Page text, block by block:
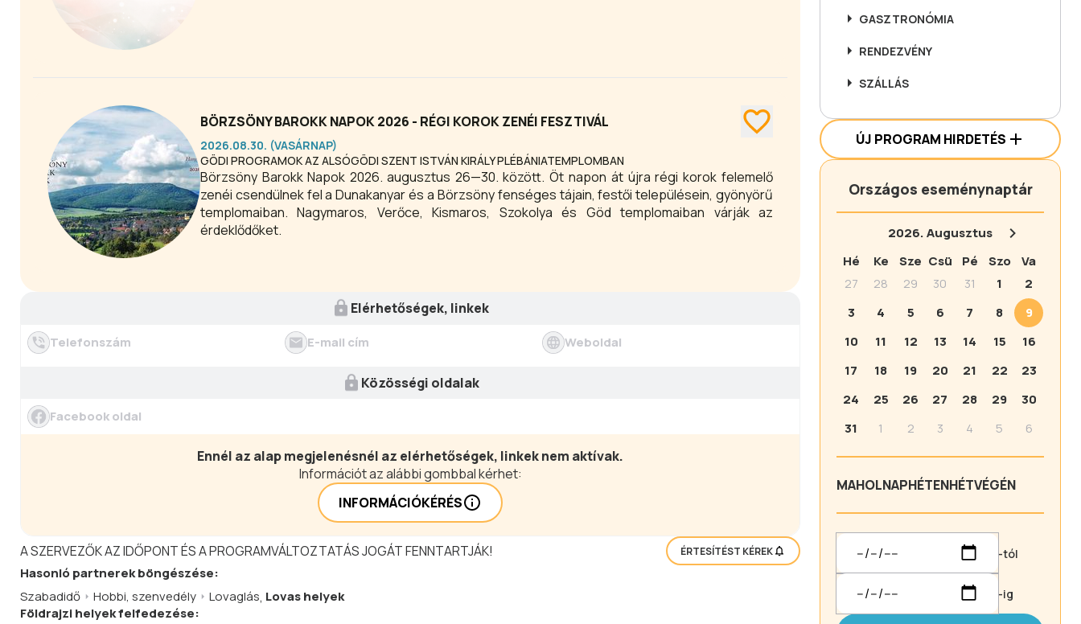
BÖRZSÖNY BAROKK NAPOK 2026 - RÉGI KOROK ZENÉI FESZTIVÁL
2026.08.30. (VASÁRNAP)
GÖDI PROGRAMOK AZ ALSÓGÖDI SZENT ISTVÁN KIRÁLY PLÉBÁNIATEMPLOMBAN
Börzsöny Barokk Napok 2026. augusztus 26—30. között. Öt napon át újra régi korok felemelő
zenéi csendülnek fel a Dunakanyar és a Börzsöny fenséges tájain, festői településein, gyönyörű
templomaiban. Nagymaros, Verőce, Kismaros, Szokolya és Göd templomaiban várják az
érdeklődőket.
Elérhetőségek, linkek
Telefonszám E-mail cím Weboldal
Közösségi oldalak
Facebook oldal
Ennél az alap megjelenésnél az elérhetőségek, linkek nem aktívak.
Információt az alábbi gombbal kérhet:
INFORMÁCIÓKÉRÉS
A SZERVEZŐK AZ IDŐPONT ÉS A PROGRAMVÁLTOZTATÁS JOGÁT FENNTARTJÁK! ÉRTESÍTÉST KÉREK
Hasonló partnerekböngészése:
Szabadidő
Hobbi, szenvedély Lovaglás, Lovas helyek
Földrajzi helyek felfedezése:
GASZTRONÓMIA
RENDEZVÉNY
SZÁLLÁS
ÚJ PROGRAM HIRDETÉS
Országos eseménynaptár
2026.Augusztus
Hé
Ke Sze Csü Pé Szo
Va
27
28 29 30 31 1
2
3
4 5 6 7 8
9
10
11 12 13 14 15
16
17
18 19 20 21 22
23
24
25 26 27 28 29
30
31
1 2 3 4 5 6
MAHOLNAPHÉTENHÉTVÉGÉN
-tól
-ig